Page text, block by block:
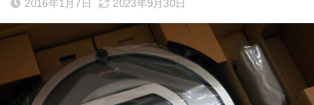
2016年1月7日 2023年9月30日